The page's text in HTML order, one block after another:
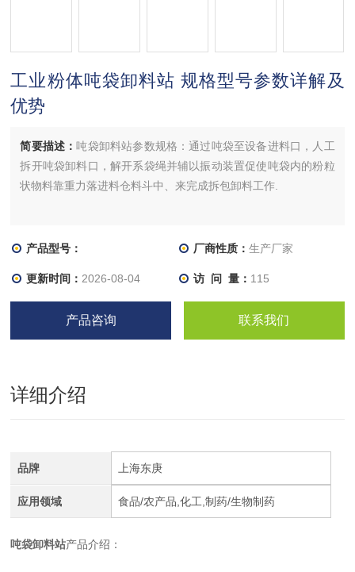
工业粉体吨袋卸料站 规格型号参数详解及
优势
简要描述：吨袋卸料站参数规格：通过吨袋至设备进料口，人工
拆开吨袋卸料口，解开系袋绳并辅以振动装置促使吨袋内的粉粒
状物料靠重力落进料仓料斗中、来完成拆包卸料工作.
产品型号： 厂商性质： 生产厂家
更新时间： 2026-08-04 访 问 量： 115
产品咨询 联系我们
详细介绍
品牌 上海东庚
应用领域 食品/农产品,化工,制药/生物制药
吨袋卸料站产品介绍：